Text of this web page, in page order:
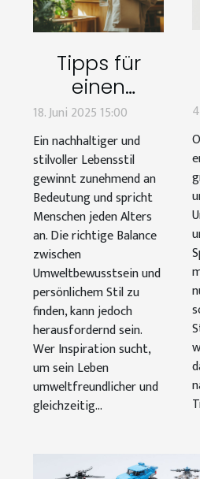
Tipps für
einen
nachhaltigen
und stilvollen
Lebensstil
18. Juni 2025 15:00
Ein nachhaltiger und
stilvoller Lebensstil
gewinnt zunehmend an
Bedeutung und spricht
Menschen jeden Alters
an. Die richtige Balance
zwischen
Umweltbewusstsein und
persönlichem Stil zu
finden, kann jedoch
herausfordernd sein.
Wer Inspiration sucht,
um sein Leben
umweltfreundlicher und
gleichzeitig...